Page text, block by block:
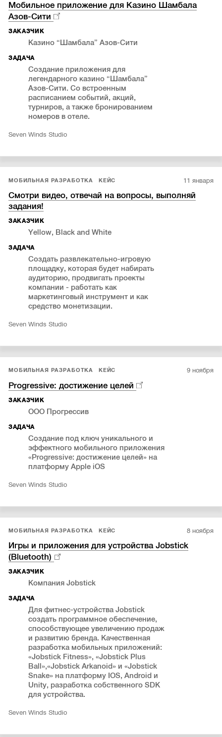
Мобильное приложение для Казино Шамбала
Азов-Сити
ЗАКАЗЧИК
Казино “Шамбала” Азов-Сити
ЗАДАЧА
Создание приложения для
легендарного казино “Шамбала”
Азов-Сити. Со встроенным
расписанием событий, акций,
турниров, а также бронированием
номеров в отеле.
Seven Winds Studio
МОБИЛЬНАЯ РАЗРАБОТКА КЕЙС 11 января
Смотри видео, отвечай на вопросы, выполняй
задания!
ЗАКАЗЧИК
Yellow, Black and White
ЗАДАЧА
Создать развлекательно-игровую
площадку, которая будет набирать
аудиторию, продвигать проекты
компании - работать как
маркетинговый инструмент и как
средство монетизации.
Seven Winds Studio
МОБИЛЬНАЯ РАЗРАБОТКА КЕЙС 9 ноября
Progressive: достижение целей
ЗАКАЗЧИК
ООО Прогрессив
ЗАДАЧА
Создание под ключ уникального и
эффектного мобильного приложения
«Progressive: достижение целей» на
платформу Apple iOS
Seven Winds Studio
МОБИЛЬНАЯ РАЗРАБОТКА КЕЙС 8 ноября
Игры и приложения для устройства Jobstick
(Bluetooth)
ЗАКАЗЧИК
Компания Jobstick
ЗАДАЧА
Для фитнес-устройства Jobstick
создать программное обеспечение,
способствующее увеличению продаж
и развитию бренда. Качественная
разработка мобильных приложений:
«Jobstick Fitness», «Jobstick Plus
Ball»,«Jobstick Arkanoid» и «Jobstick
Snake» на платформу IOS, Android и
Unity, разработка собственного SDK
для устройства.
Seven Winds Studio